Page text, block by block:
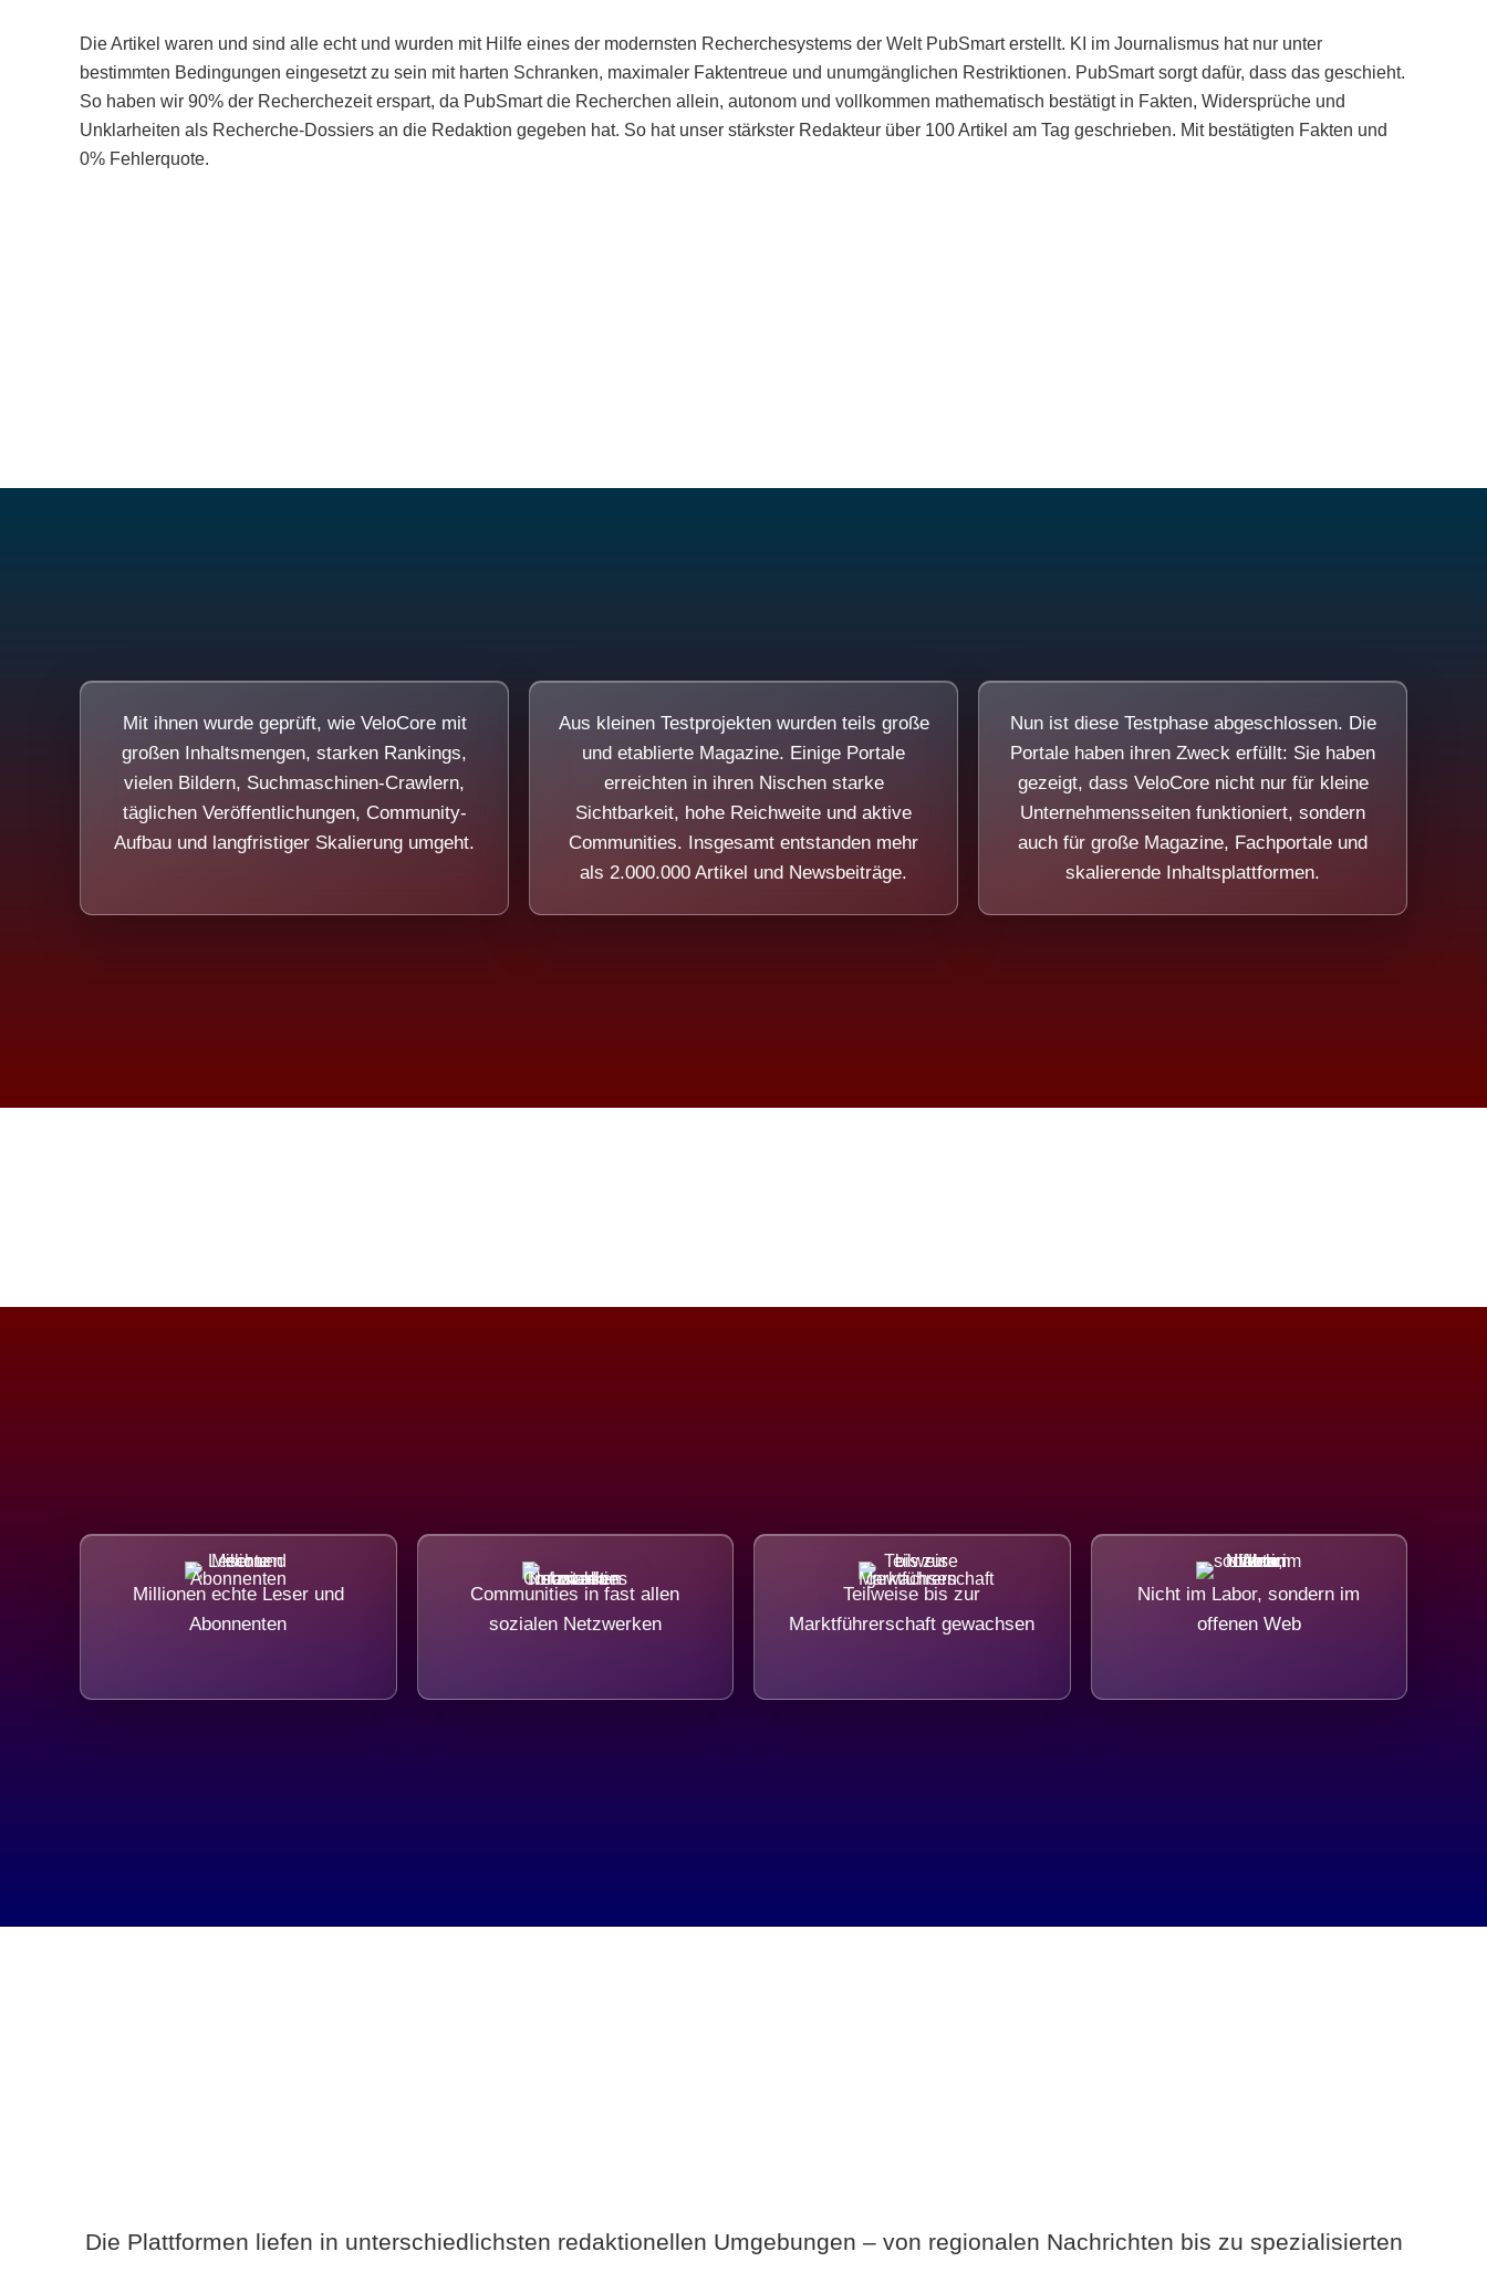
Die Artikel waren und sind alle echt und wurden mit Hilfe eines der modernsten Recherchesystems der Welt PubSmart erstellt. KI im Journalismus hat nur unter
bestimmten Bedingungen eingesetzt zu sein mit harten Schranken, maximaler Faktentreue und unumgänglichen Restriktionen. PubSmart sorgt dafür, dass das geschieht.
So haben wir 90% der Recherchezeit erspart, da PubSmart die Recherchen allein, autonom und vollkommen mathematisch bestätigt in Fakten, Widersprüche und
Unklarheiten als Recherche-Dossiers an die Redaktion gegeben hat. So hat unser stärkster Redakteur über 100 Artikel am Tag geschrieben. Mit bestätigten Fakten und
0% Fehlerquote.
Mit ihnen wurde geprüft, wie VeloCore mit
großen Inhaltsmengen, starken Rankings,
vielen Bildern, Suchmaschinen-Crawlern,
täglichen Veröffentlichungen, Community-
Aufbau und langfristiger Skalierung umgeht.
Aus kleinen Testprojekten wurden teils große
und etablierte Magazine. Einige Portale
erreichten in ihren Nischen starke
Sichtbarkeit, hohe Reichweite und aktive
Communities. Insgesamt entstanden mehr
als 2.000.000 Artikel und Newsbeiträge.
Nun ist diese Testphase abgeschlossen. Die
Portale haben ihren Zweck erfüllt: Sie haben
gezeigt, dass VeloCore nicht nur für kleine
Unternehmensseiten funktioniert, sondern
auch für große Magazine, Fachportale und
skalierende Inhaltsplattformen.
Millionen echte Leser und
Abonnenten
Communities in fast allen
sozialen Netzwerken
Teilweise bis zur
Marktführerschaft gewachsen
Nicht im Labor, sondern im
offenen Web
Die Plattformen liefen in unterschiedlichsten redaktionellen Umgebungen – von regionalen Nachrichten bis zu spezialisierten